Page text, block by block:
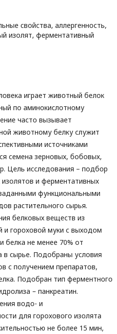
свойства, аллергенность,
изолят, ферментативный
играет животный белок
по аминокислотному
часто вызывает
животному белку служит
источниками
семена зерновых, бобовых,
Цель исследования – подбор
и ферментативных
функциональными
растительного сырья.
белковых веществ из
и гороховой муки с выходом
белка не менее 70% от
в сырье. Подобраны условия
с получением препаратов,
Подобран тип ферментного
– панкреатин.
водо- и
для горохового изолята
не более 15 мин,